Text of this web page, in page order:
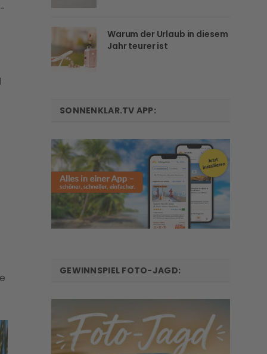
Warum der Urlaub in diesem
Jahr teurer ist
SONNENKLAR.TV APP:
GEWINNSPIEL FOTO-JAGD: